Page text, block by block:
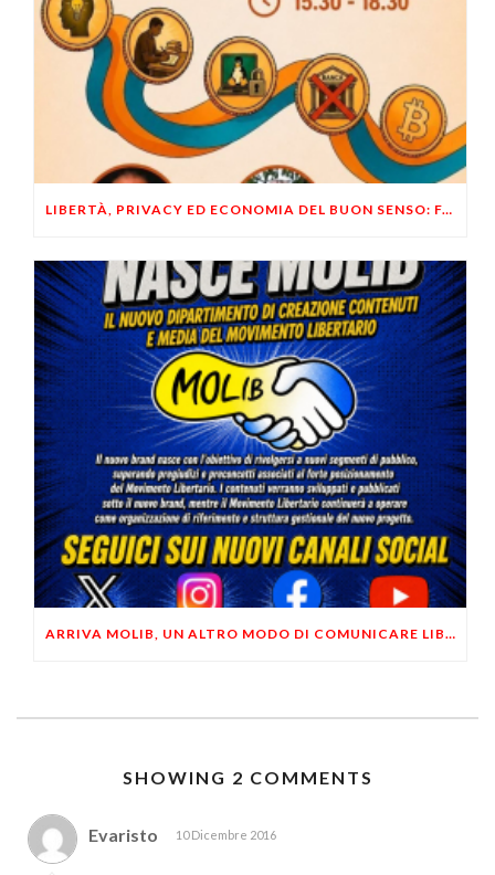
LIBERTÀ, PRIVACY ED ECONOMIA DEL BUON SENSO: FACCO E MUSUMECI A CASALECCHIO DI RENO (BO)
ARRIVA MOLIB, UN ALTRO MODO DI COMUNICARE LIBERTARIO
SHOWING 2 COMMENTS
Evaristo 10 Dicembre 2016